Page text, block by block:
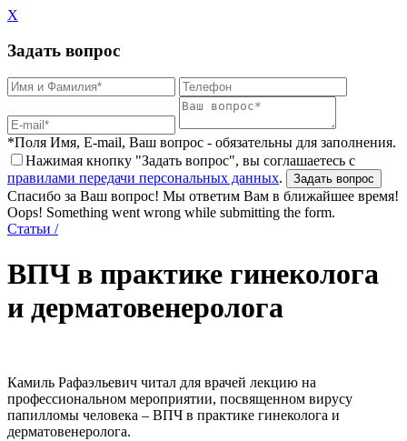
X
Задать вопрос
*Поля Имя, E-mail, Ваш вопрос - обязательны для заполнения.
Нажимая кнопку "Задать вопрос", вы соглашаетесь с
правилами передачи персональных данных.
Спасибо за Ваш вопрос! Мы ответим Вам в ближайшее время!
Oops! Something went wrong while submitting the form.
Статьи /
ВПЧ в практике гинеколога
и дерматовенеролога
Камиль Рафаэльевич читал для врачей лекцию на
профессиональном мероприятии, посвященном вирусу
папилломы человека – ВПЧ в практике гинеколога и
дерматовенеролога.